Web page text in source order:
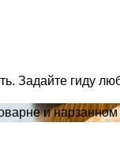
Задайте гиду
и нарзанном